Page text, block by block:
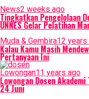
News2 weeks ago
Tingkatkan Pengelolaan
UNNES Gelar Pelatihan
Muda & Gembira12 years
Kalau Kamu Masih
Pertanyaan Ini
Lowongan11 years ago
Lowongan Dosen
24 Juni